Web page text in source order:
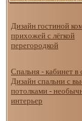
Дизайн гостиной
прихожей с лёгкой
перегородкой
Спальня - кабинет в
Дизайн спальни с
потолками -
интерьер